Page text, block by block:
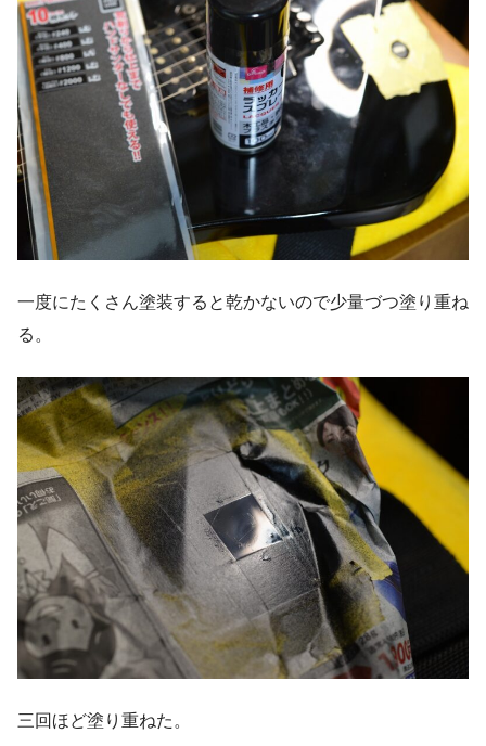
一度にたくさん塗装すると乾かないので少量づつ塗り重ね
る。
三回ほど塗り重ねた。